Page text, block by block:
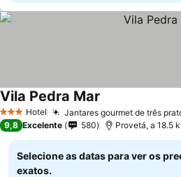
3 EstrelasHotel Jantares gourmet de três
Vila Pedra Mar
9,8 Excelente 580 Provetá, a 18.5
Selecione as datas para ver os
exatos.